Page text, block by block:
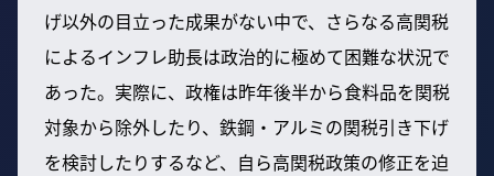
げ以外の目立った成果がない中で、さらなる高関税
によるインフレ助長は政治的に極めて困難な状況で
あった。実際に、政権は昨年後半から食料品を関税
対象から除外したり、鉄鋼・アルミの関税引き下げ
を検討したりするなど、自ら高関税政策の修正を迫